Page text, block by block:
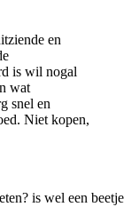
en
is wil nogal
wat
snel en
Niet kopen,
is wel een beetje